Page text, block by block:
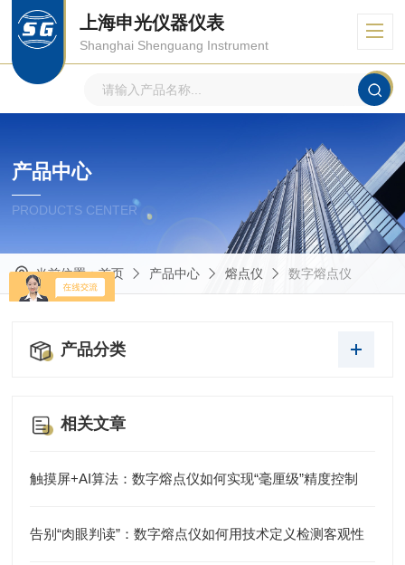
上海申光仪器仪表
Shanghai Shenguang Instrument
产品中心
PRODUCTS CENTER
当前位置：首页 产品中心 熔点仪 数字熔点仪
产品分类
相关文章
触摸屏+AI算法：数字熔点仪如何实现“毫厘级”精度控制
告别“肉眼判读”：数字熔点仪如何用技术定义检测客观性